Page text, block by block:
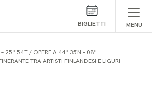
BIGLIETTI MENU
25º 54′E / OPERE A 44º 35′N – 08º
TRA ARTISTI FINLANDESI E LIGURI